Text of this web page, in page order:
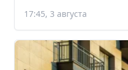
17:45, 3 августа